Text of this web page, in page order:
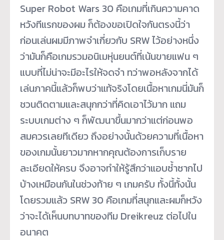
Super Robot Wars 30 คือเกมที่เกินความคาด
หวังทีแรกของผม ก็ต้องขอเปิดใจกันตรงนี้ว่า
ก่อนเล่นผมมีภาพจำเกี่ยวกับ SRW ไว้อย่างหนึ่ง
ว่ามันก็คือเกมรวมอนิเมหุ่นยนต์ที่เน้นขายแฟน ๆ
แบบที่ไม่น่าจะมีอะไรให้จดจำ ทว่าพอหลังจากได้
เล่นภาคนี้แล้วก็พบว่าแท้จริงโดยเนื้อหาเกมนี่มันก็
ชวนติดตามและสนุกกว่าที่คิดเอาไว้มาก แถม
ระบบเกมต่าง ๆ ก็พัฒนาขึ้นมากว่าแต่ก่อนพอ
สมควรเลยทีเดียว ถึงอย่างนั้นด้วยความที่เนื้อหา
ของเกมนั้นยาวมากหากคุณต้องการเก็บราย
ละเอียดให้ครบ จึงอาจทำให้รู้สึกว่าแอบซ้ำซากไป
บ้างเหมือนกันในช่วงท้าย ๆ เกมครับ ทั้งนี้ทั้งนั้น
โดยรวมแล้ว SRW 30 คือเกมที่สนุกและผมก็หวัง
ว่าจะได้เห็นบทบาทของทีม Dreikreuz ต่อไปใน
อนาคต